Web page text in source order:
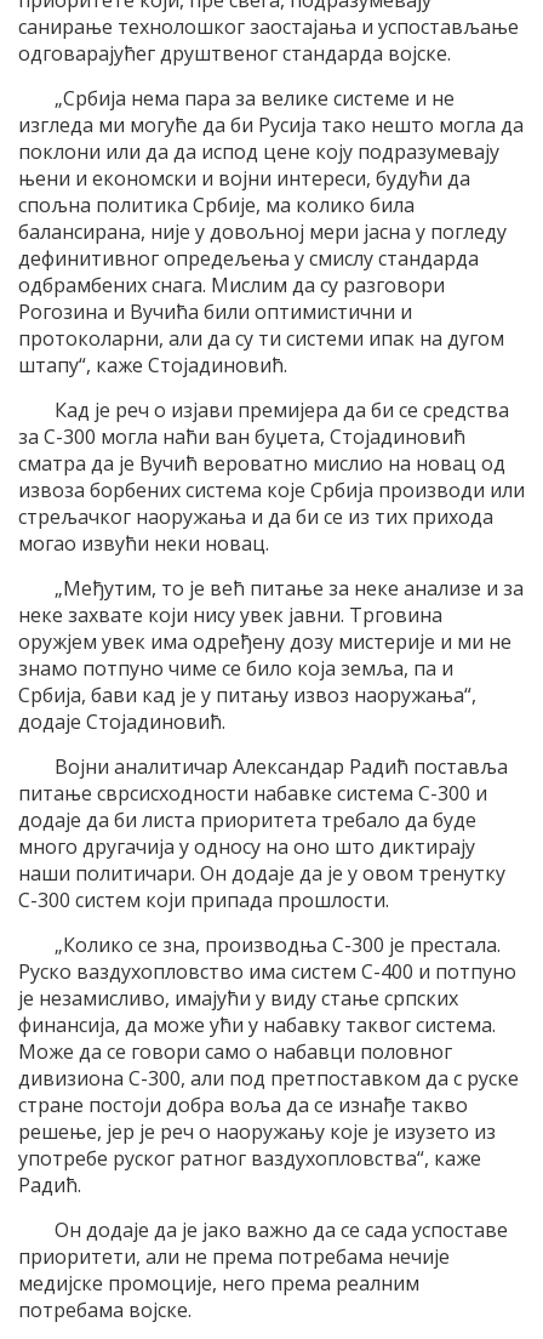
санирање технолошког заостајања и успостављање
одговарајућег друштвеног стандарда војске.
„Србија нема пара за велике системе и не
изгледа ми могуће да би Русија тако нешто могла да
поклони или да да испод цене коју подразумевају
њени и економски и војни интереси, будући да
спољна политика Србије, ма колико била
балансирана, није у довољној мери јасна у погледу
дефинитивног опредељења у смислу стандарда
одбрамбених снага. Мислим да су разговори
Рогозина и Вучића били оптимистични и
протоколарни, али да су ти системи ипак на дугом
штапу“, каже Стојадиновић.
Кад је реч о изјави премијера да би се средства
за С-300 могла наћи ван буџета, Стојадиновић
сматра да је Вучић вероватно мислио на новац од
извоза борбених система које Србија производи или
стрељачког наоружања и да би се из тих прихода
могао извући неки новац.
„Међутим, то је већ питање за неке анализе и за
неке захвате који нису увек јавни. Трговина
оружјем увек има одређену дозу мистерије и ми не
знамо потпуно чиме се било која земља, па и
Србија, бави кад је у питању извоз наоружања“,
додаје Стојадиновић.
Војни аналитичар Александар Радић поставља
питање сврсисходности набавке система С-300 и
додаје да би листа приоритета требало да буде
много другачија у односу на оно што диктирају
наши политичари. Он додаје да је у овом тренутку
С-300 систем који припада прошлости.
„Колико се зна, производња С-300 је престала.
Руско ваздухопловство има систем С-400 и потпуно
је незамисливо, имајући у виду стање српских
финансија, да може ући у набавку таквог система.
Може да се говори само о набавци половног
дивизиона С-300, али под претпоставком да с руске
стране постоји добра воља да се изнађе такво
решење, јер је реч о наоружању које је изузето из
употребе руског ратног ваздухопловства“, каже
Радић.
Он додаје да је јако важно да се сада успоставе
приоритети, али не према потребама нечије
медијске промоције, него према реалним
потребама војске.